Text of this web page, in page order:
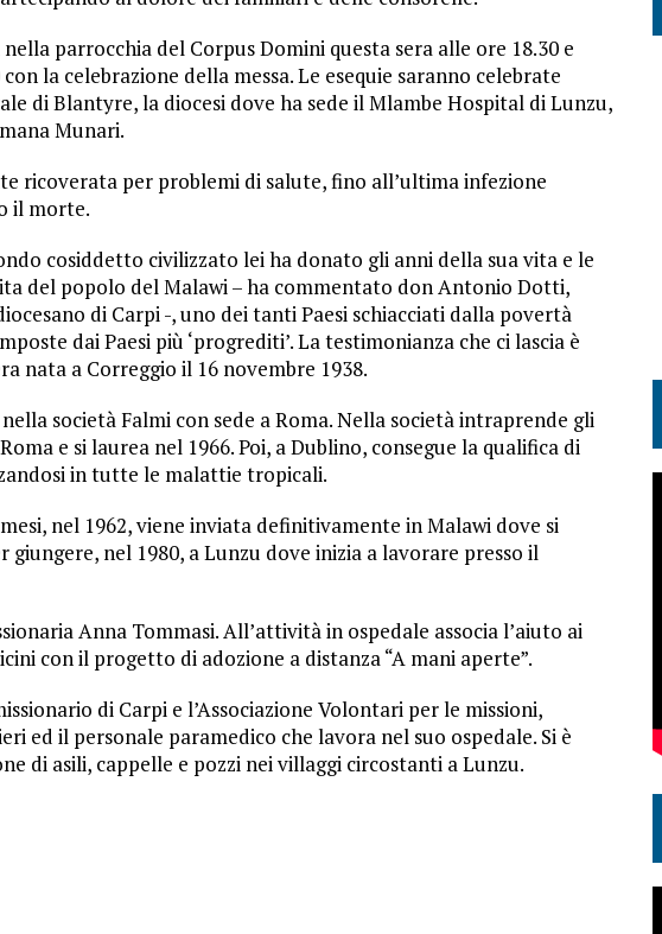
parrocchia del Corpus Domini questa sera alle ore 18.30 e
la celebrazione della messa. Le esequie saranno celebrate
di Blantyre, la diocesi dove ha sede il Mlambe Hospital di Lunzu,
Munari.
ricoverata per problemi di salute, fino all’ultima infezione
il morte.
cosiddetto civilizzato lei ha donato gli anni della sua vita e le
del popolo del Malawi – ha commentato don Antonio Dotti,
di Carpi -, uno dei tanti Paesi schiacciati dalla povertà
dai Paesi più ‘progrediti’. La testimonianza che ci lascia è
nata a Correggio il 16 novembre 1938.
società Falmi con sede a Roma. Nella società intraprende gli
e si laurea nel 1966. Poi, a Dublino, consegue la qualifica di
in tutte le malattie tropicali.
nel 1962, viene inviata definitivamente in Malawi dove si
nel 1980, a Lunzu dove inizia a lavorare presso il
Anna Tommasi. All’attività in ospedale associa l’aiuto ai
con il progetto di adozione a distanza “A mani aperte”.
di Carpi e l’Associazione Volontari per le missioni,
ed il personale paramedico che lavora nel suo ospedale. Si è
di asili, cappelle e pozzi nei villaggi circostanti a Lunzu.